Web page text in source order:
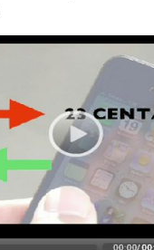
und